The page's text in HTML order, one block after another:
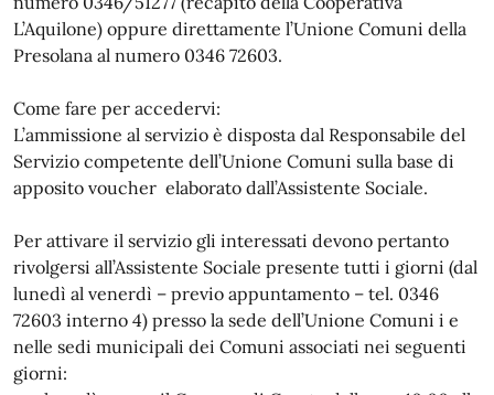
L’Aquilone) oppure direttamente l’Unione Comuni della
Presolana al numero 0346 72603.
Come fare per accedervi:
L’ammissione al servizio è disposta dal Responsabile del
Servizio competente dell’Unione Comuni sulla base di
apposito voucher elaborato dall’Assistente Sociale.
Per attivare il servizio gli interessati devono pertanto
rivolgersi all’Assistente Sociale presente tutti i giorni (dal
lunedì al venerdì – previo appuntamento – tel. 0346
72603 interno 4) presso la sede dell’Unione Comuni i e
nelle sedi municipali dei Comuni associati nei seguenti
giorni: